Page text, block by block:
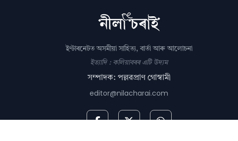
ইণ্টাৰনেটত অসমীয়া সাহিত্য, বাৰ্তা আৰু আলোচনা
ইত্যাদি : কলিয়াবৰৰ এটি উদ্যম
সম্পাদক: পল্লৱপ্ৰাণ গোস্বামী
editor@nilacharai.com